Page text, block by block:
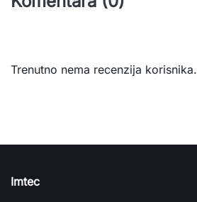
Trenutno nema recenzija korisnika.
Imtec